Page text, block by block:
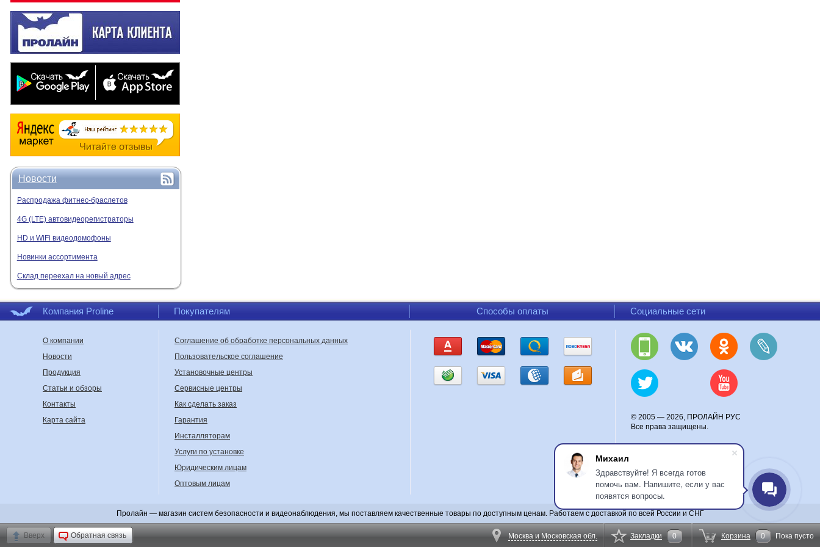
Михаил
Здравствуйте! Я всегда готов
помочь вам. Напишите, если у вас
появятся вопросы.
Новости
Распродажа фитнес-браслетов
4G (LTE) автовидеорегистраторы
HD и WiFi видеодомофоны
Новинки ассортимента
Склад переехал на новый адрес
Компания Proline Покупателям Способы оплаты Социальные сети
О компании
Новости
Продукция
Статьи и обзоры
Контакты
Карта сайта
Соглашение об обработке персональных данных
Пользовательское соглашение
Установочные центры
Сервисные центры
Как сделать заказ
Гарантия
Инсталляторам
Услуги по установке
Юридическим лицам
Оптовым лицам
© 2005 — 2026, ПРОЛАЙН РУС
Все права защищены.
Пролайн — магазин систем безопасности и видеонаблюдения, мы поставляем качественные товары по доступным ценам. Работаем с доставкой по всей России и СНГ
Вверх Обратная связь Москва и Московская обл. Закладки 0 Корзина 0 Пока пусто